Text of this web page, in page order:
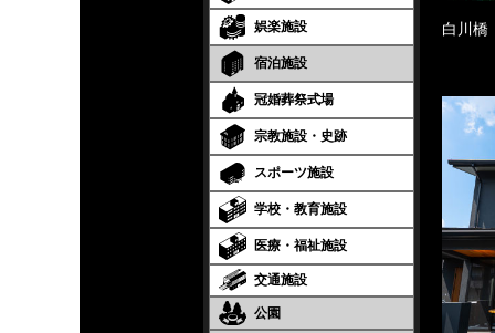
娯楽施設
宿泊施設
冠婚葬祭式場
宗教施設・史跡
スポーツ施設
学校・教育施設
医療・福祉施設
交通施設
公園
白川橋